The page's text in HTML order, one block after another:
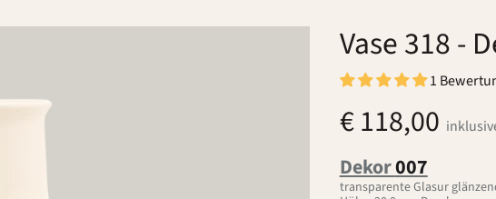
Vase 318-
1
€ 118,00
Dekor007
transparente Glasur